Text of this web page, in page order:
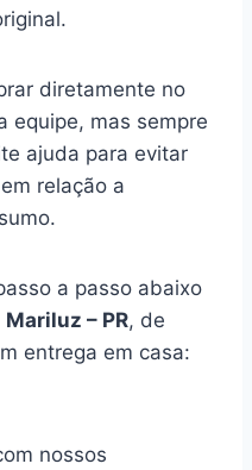
diretamente no
equipe, mas sempre
ajuda para evitar
relação a
a passo abaixo
Mariluz – PR, de
entrega em casa:
nossos